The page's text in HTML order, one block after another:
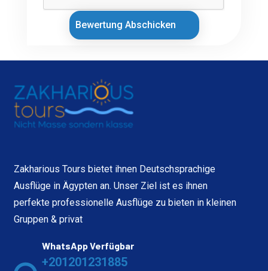
Bewertung Abschicken
Zakharious Tours bietet ihnen Deutschsprachige
Ausflüge in Ägypten an. Unser Ziel ist es ihnen
perfekte professionelle Ausflüge zu bieten in kleinen
Gruppen & privat
WhatsApp Verfügbar
+201201231885